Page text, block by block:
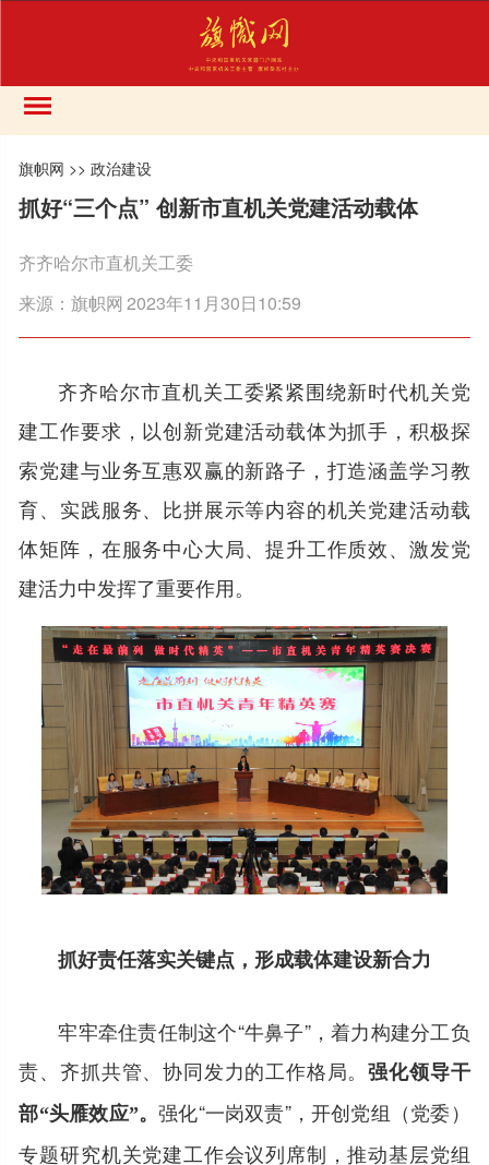
旗帜网 >>政治建设
抓好“三个点” 创新市直机关党建活动载体
齐齐哈尔市直机关工委
来源：旗帜网2023年11月30日10:59
齐齐哈尔市直机关工委紧紧围绕新时代机关党
建工作要求，以创新党建活动载体为抓手，积极探
索党建与业务互惠双赢的新路子，打造涵盖学习教
育、实践服务、比拼展示等内容的机关党建活动载
体矩阵，在服务中心大局、提升工作质效、激发党
建活力中发挥了重要作用。
抓好责任落实关键点，形成载体建设新合力
牢牢牵住责任制这个“牛鼻子”，着力构建分工负
责、齐抓共管、协同发力的工作格局。强化领导干
部“头雁效应”。强化“一岗双责”，开创党组（党委）
专题研究机关党建工作会议列席制，推动基层党组